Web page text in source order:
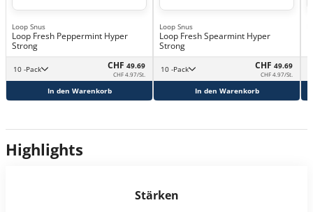
Loop Snus
Loop Fresh Peppermint Hyper
Strong
10 -Pack CHF 49.69
CHF 4.97/St.
In den Warenkorb
Loop Snus
Loop Fresh Spearmint Hyper
Strong
10 -Pack CHF 49.69
CHF 4.97/St.
In den Warenkorb
Highlights
Stärken